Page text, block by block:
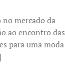
no mercado da
ao encontro das
para uma moda